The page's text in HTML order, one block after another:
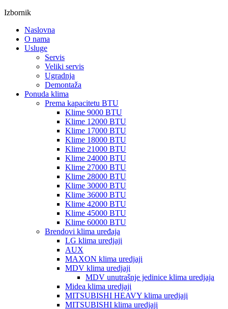
Izbornik
Naslovna
O nama
Usluge
Servis
Veliki servis
Ugradnja
Demontaža
Ponuda klima
Prema kapacitetu BTU
Klime 9000 BTU
Klime 12000 BTU
Klime 17000 BTU
Klime 18000 BTU
Klime 21000 BTU
Klime 24000 BTU
Klime 27000 BTU
Klime 28000 BTU
Klime 30000 BTU
Klime 36000 BTU
Klime 42000 BTU
Klime 45000 BTU
Klime 60000 BTU
Brendovi klima uređaja
LG klima uredjaji
AUX
MAXON klima uredjaji
MDV klima uredjaji
MDV unutrašnje jedinice klima uredjaja
Midea klima uredjaji
MITSUBISHI HEAVY klima uredjaji
MITSUBISHI klima uredjaji